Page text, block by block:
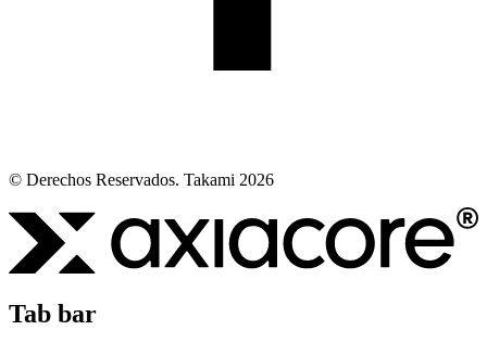
© Derechos Reservados. Takami 2026
Tab bar